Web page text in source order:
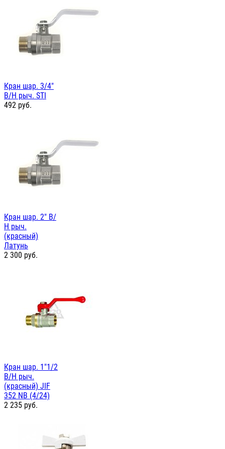
Кран шар. 3/4"
В/Н рыч. STI
492 руб.
Кран шар. 2" В/
Н рыч.
(красный)
Латунь
2 300 руб.
Кран шар. 1"1/2
В/Н рыч.
(красный) JIF
352 NB (4/24)
2 235 руб.